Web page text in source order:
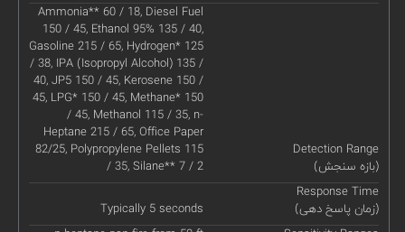
Detection Range
(بازه سنجش)
Ammonia** 60 / 18, Diesel Fuel
150 / 45, Ethanol 95% 135 / 40,
Gasoline 215 / 65, Hydrogen* 125
/ 38, IPA (Isopropyl Alcohol) 135 /
40, JP5 150 / 45, Kerosene 150 /
45, LPG* 150 / 45, Methane* 150
/ 45, Methanol 115 / 35, n-
Heptane 215 / 65, Office Paper
82/25, Polypropylene Pellets 115
/ 35, Silane** 7 / 2
Response Time
(زمان پاسخ دهی)
Typically 5 seconds